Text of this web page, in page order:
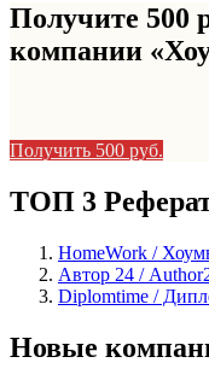
Получите 500
компании
Получить 500 руб.
ТОП 3
HomeWork /
Автор 24 /
Diplomtime /
Новые